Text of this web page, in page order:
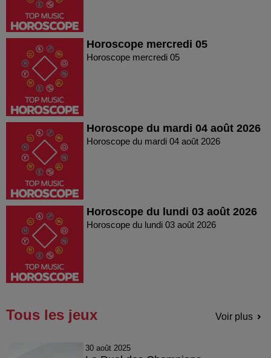
Horoscope mercredi 05
Horoscope mercredi 05
Horoscope du mardi 04 août 2026
Horoscope du mardi 04 août 2026
Horoscope du lundi 03 août 2026
Horoscope du lundi 03 août 2026
Tous les jeux Voir plus
30 août 2025